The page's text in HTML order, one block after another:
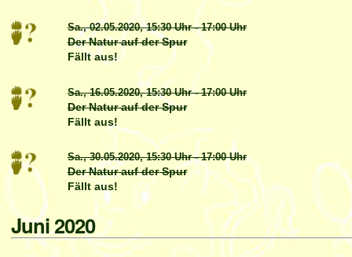
Sa., 02.05.2020,15:30 Uhr-17:00 Uhr
Der Natur auf der Spur
Fällt aus!
Sa., 16.05.2020,15:30 Uhr-17:00 Uhr
Der Natur auf der Spur
Fällt aus!
Sa., 30.05.2020,15:30 Uhr-17:00 Uhr
Der Natur auf der Spur
Fällt aus!
Juni 2020